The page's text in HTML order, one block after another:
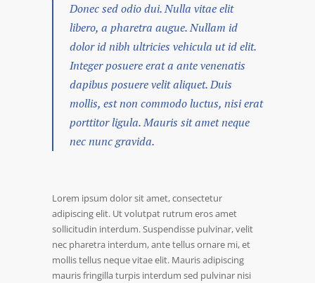
Donec sed odio dui. Nulla vitae elit
libero, a pharetra augue. Nullam id
dolor id nibh ultricies vehicula ut id elit.
Integer posuere erat a ante venenatis
dapibus posuere velit aliquet. Duis
mollis, est non commodo luctus, nisi erat
porttitor ligula. Mauris sit amet neque
nec nunc gravida.
Lorem ipsum dolor sit amet, consectetur
adipiscing elit. Ut volutpat rutrum eros amet
sollicitudin interdum. Suspendisse pulvinar, velit
nec pharetra interdum, ante tellus ornare mi, et
mollis tellus neque vitae elit. Mauris adipiscing
mauris fringilla turpis interdum sed pulvinar nisi